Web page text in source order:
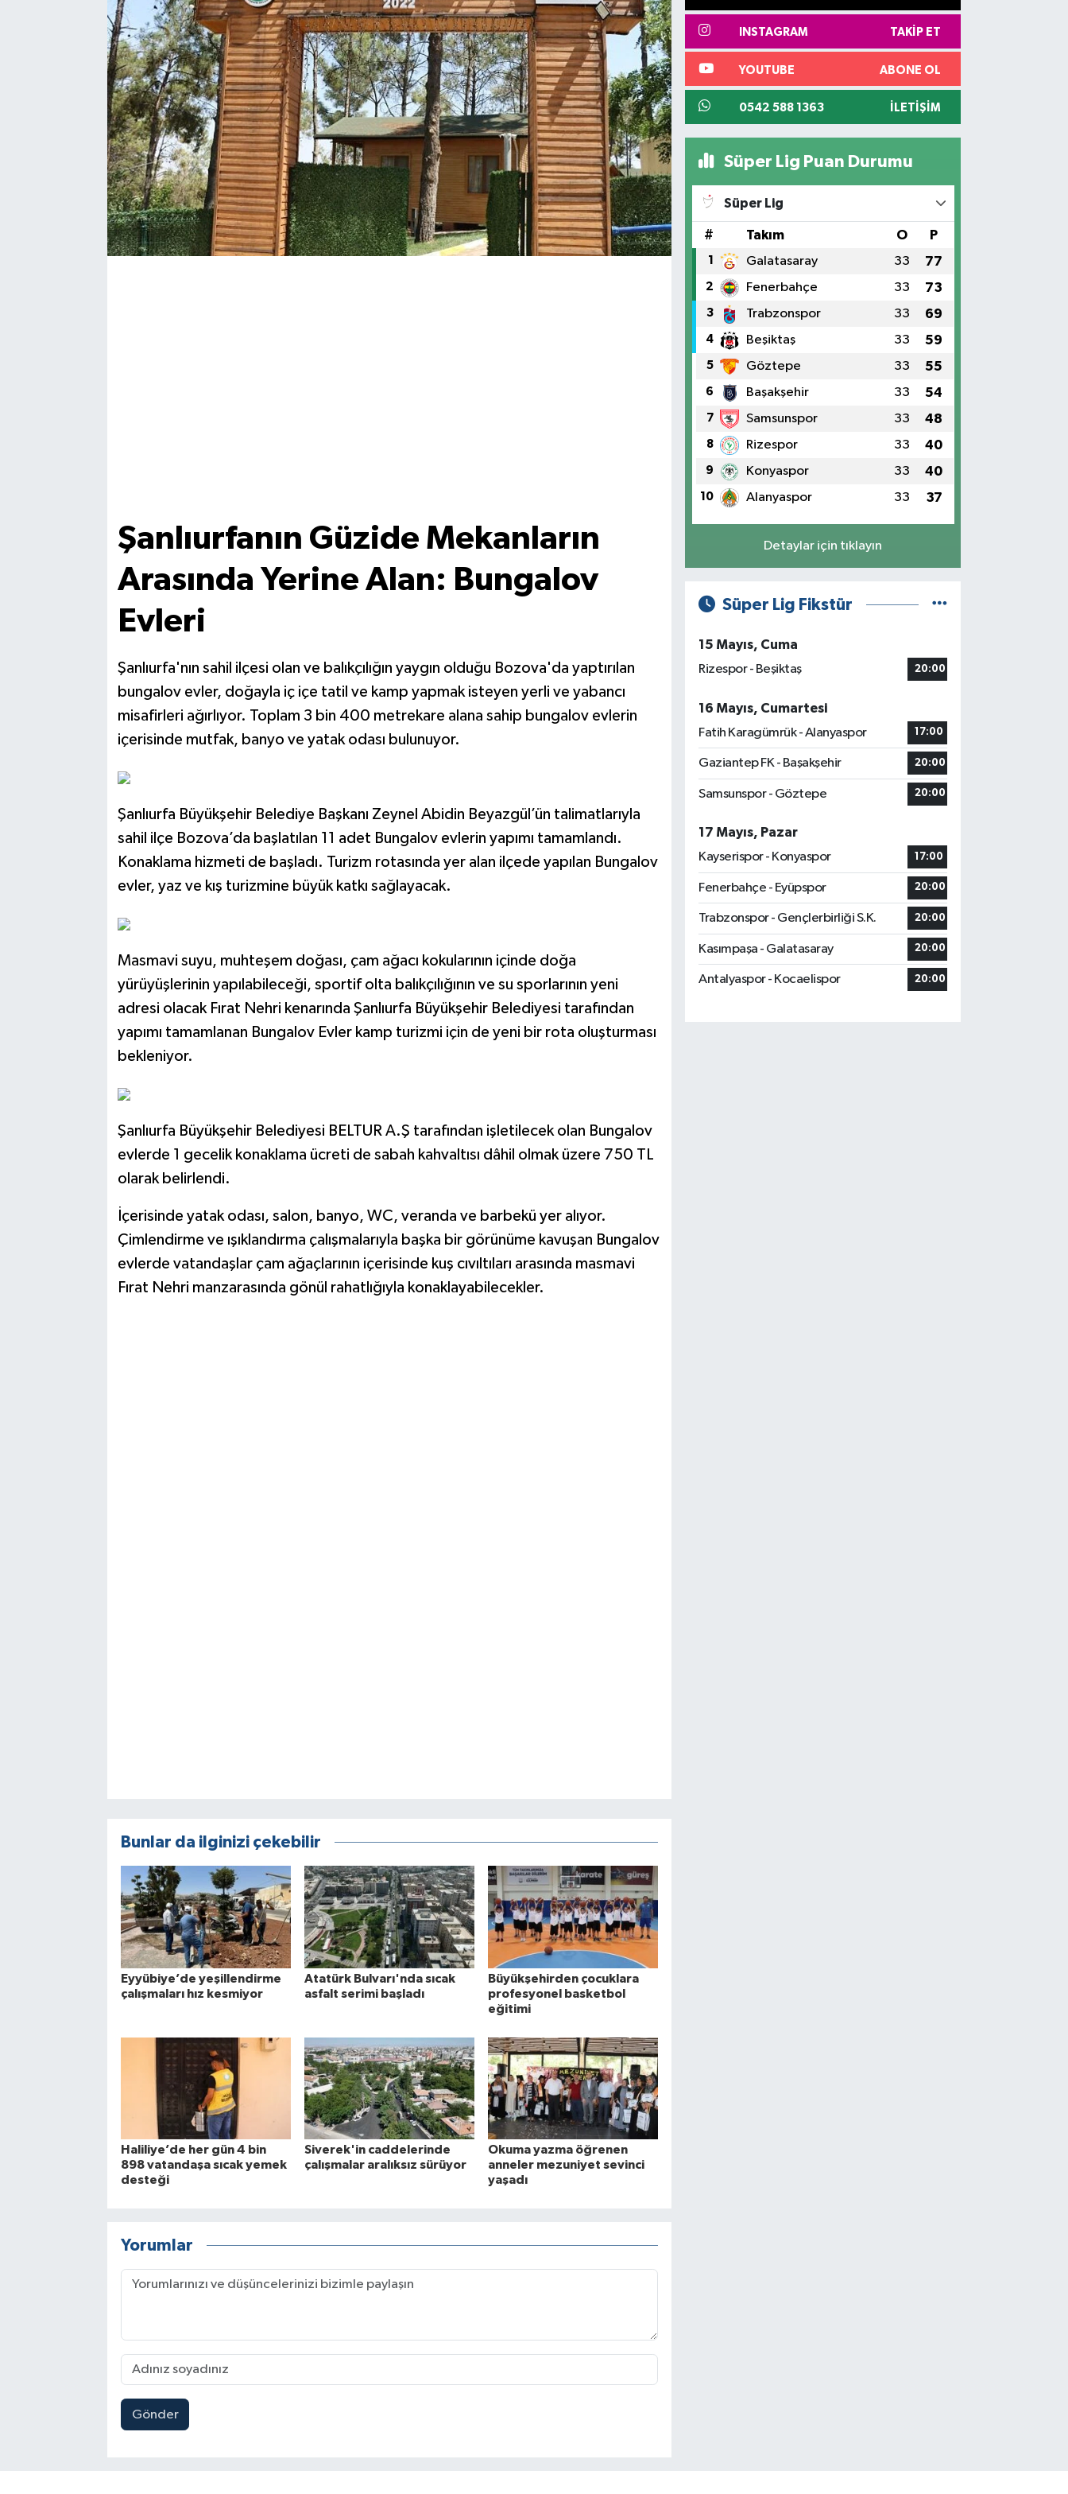
Şanlıurfanın Güzide Mekanların
Arasında Yerine Alan: Bungalov
Evleri
Şanlıurfa'nın sahil ilçesi olan ve balıkçılığın yaygın olduğu Bozova'da yaptırılan
bungalov evler, doğayla iç içe tatil ve kamp yapmak isteyen yerli ve yabancı
misafirleri ağırlıyor. Toplam 3 bin 400 metrekare alana sahip bungalov evlerin
içerisinde mutfak, banyo ve yatak odası bulunuyor.
Şanlıurfa Büyükşehir Belediye Başkanı Zeynel Abidin Beyazgül’ün talimatlarıyla
sahil ilçe Bozova’da başlatılan 11 adet Bungalov evlerin yapımı tamamlandı.
Konaklama hizmeti de başladı. Turizm rotasında yer alan ilçede yapılan Bungalov
evler, yaz ve kış turizmine büyük katkı sağlayacak.
Masmavi suyu, muhteşem doğası, çam ağacı kokularının içinde doğa
yürüyüşlerinin yapılabileceği, sportif olta balıkçılığının ve su sporlarının yeni
adresi olacak Fırat Nehri kenarında Şanlıurfa Büyükşehir Belediyesi tarafından
yapımı tamamlanan Bungalov Evler kamp turizmi için de yeni bir rota oluşturması
bekleniyor.
Şanlıurfa Büyükşehir Belediyesi BELTUR A.Ş tarafından işletilecek olan Bungalov
evlerde 1 gecelik konaklama ücreti de sabah kahvaltısı dâhil olmak üzere 750 TL
olarak belirlendi.
İçerisinde yatak odası, salon, banyo, WC, veranda ve barbekü yer alıyor.
Çimlendirme ve ışıklandırma çalışmalarıyla başka bir görünüme kavuşan Bungalov
evlerde vatandaşlar çam ağaçlarının içerisinde kuş cıvıltıları arasında masmavi
Fırat Nehri manzarasında gönül rahatlığıyla konaklayabilecekler.
Bunlar da ilginizi çekebilir
Eyyübiye’de yeşillendirme
çalışmaları hız kesmiyor
Atatürk Bulvarı'nda sıcak
asfalt serimi başladı
Büyükşehirden çocuklara
profesyonel basketbol
eğitimi
Haliliye’de her gün 4 bin
898 vatandaşa sıcak yemek
desteği
Siverek'in caddelerinde
çalışmalar aralıksız sürüyor
Okuma yazma öğrenen
anneler mezuniyet sevinci
yaşadı
Yorumlar
Gönder
INSTAGRAM TAKIP ET
YOUTUBE ABONE OL
0542 588 1363 İLETIŞIM
Süper Lig Puan Durumu
Süper Lig
# Takım O P
1 Galatasaray 33 77
2 Fenerbahçe 33 73
3 Trabzonspor 33 69
4 Beşiktaş 33 59
5 Göztepe 33 55
6 Başakşehir 33 54
7 Samsunspor 33 48
8 Rizespor 33 40
9 Konyaspor 33 40
10 Alanyaspor 33 37
Detaylar için tıklayın
Süper Lig Fikstür
15 Mayıs, Cuma
Rizespor - Beşiktaş
20:00
16 Mayıs, Cumartesi
Fatih Karagümrük - Alanyaspor
17:00
Gaziantep FK - Başakşehir 20:00
Samsunspor - Göztepe 20:00
17 Mayıs, Pazar
Kayserispor - Konyaspor
17:00
Fenerbahçe - Eyüpspor 20:00
Trabzonspor - Gençlerbirliği S.K. 20:00
Kasımpaşa - Galatasaray 20:00
Antalyaspor - Kocaelispor 20:00